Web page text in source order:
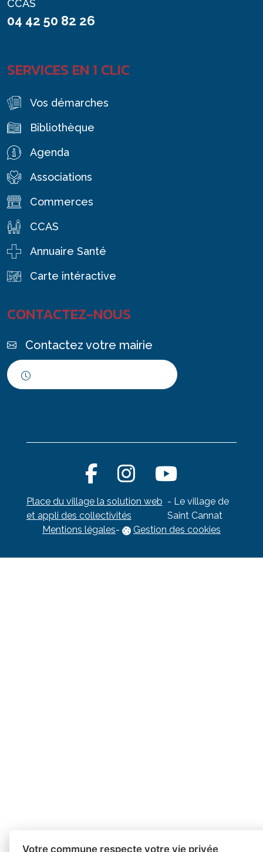
CCAS
04 42 50 82 26
SERVICES EN 1 CLIC
Vos démarches
Bibliothèque
Agenda
Associations
Commerces
CCAS
Annuaire Santé
Carte intéractive
CONTACTEZ-NOUS
Contactez votre mairie
Place du village la solution web
et appli des collectivités
- Le village de
Saint Cannat
Mentions légales- Gestion des cookies
Votre commune respecte votre vie privée